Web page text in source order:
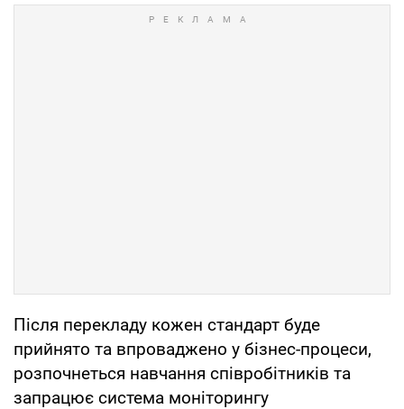
Після перекладу кожен стандарт буде
прийнято та впроваджено у бізнес-процеси,
розпочнеться навчання співробітників та
запрацює система моніторингу